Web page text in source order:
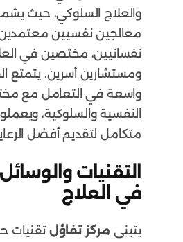
والعلاج السلوكي، حيث
معالجين نفسيين
نفسانيين، مختصين في
ومستشارين أسرين. يتمتع
واسعة في التعامل مع
النفسية والسلوكية،
متكامل لتقديم أفضل
التقنيات
في العلاج
يتبنى مركز تفاؤلتقنيات